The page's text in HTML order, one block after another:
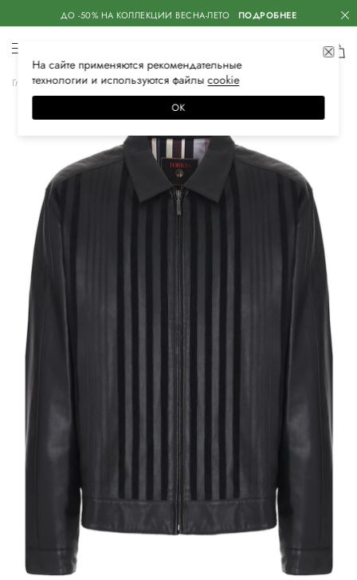
ДО -50% НА КОЛЛЕКЦИИ ВЕСНА-ЛЕТО ПОДРОБНЕЕ
Главная Мужская Одежда Верхняя одежда Кожаные куртки
На сайте применяются рекомендательные
технологии и используются файлысооkiе
ОК